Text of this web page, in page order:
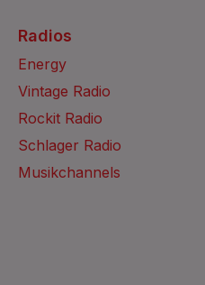
Radios
Energy
Vintage Radio
Rockit Radio
Schlager Radio
Musikchannels